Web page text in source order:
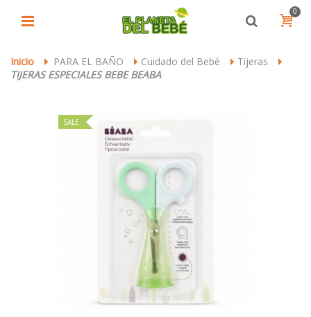
0
Inicio > PARA EL BAÑO > Cuidado del Bebé > Tijeras >
TIJERAS ESPECIALES BEBE BEABA
SALE